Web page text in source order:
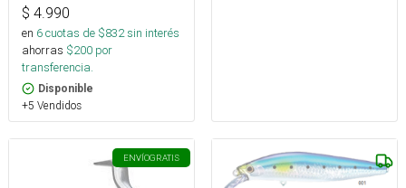
$ 4.990
en 6cuotas de $832sin interés
ahorras $200 por
transferencia.
Disponible
+5 Vendidos
ENVÍOGRATIS